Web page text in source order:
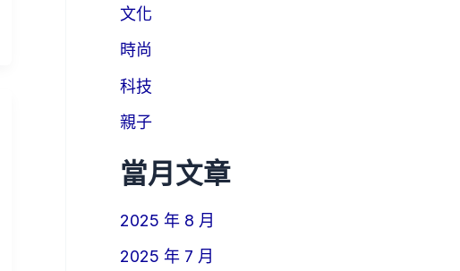
文化
時尚
科技
親子
當月文章
2025 年 8 月
2025 年 7 月